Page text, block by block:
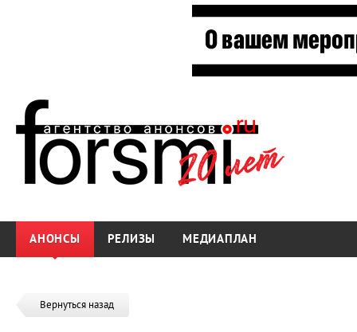
АНОНСЫ РЕЛИЗЫ МЕДИАПЛАН
Вернуться назад